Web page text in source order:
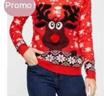
Promo !